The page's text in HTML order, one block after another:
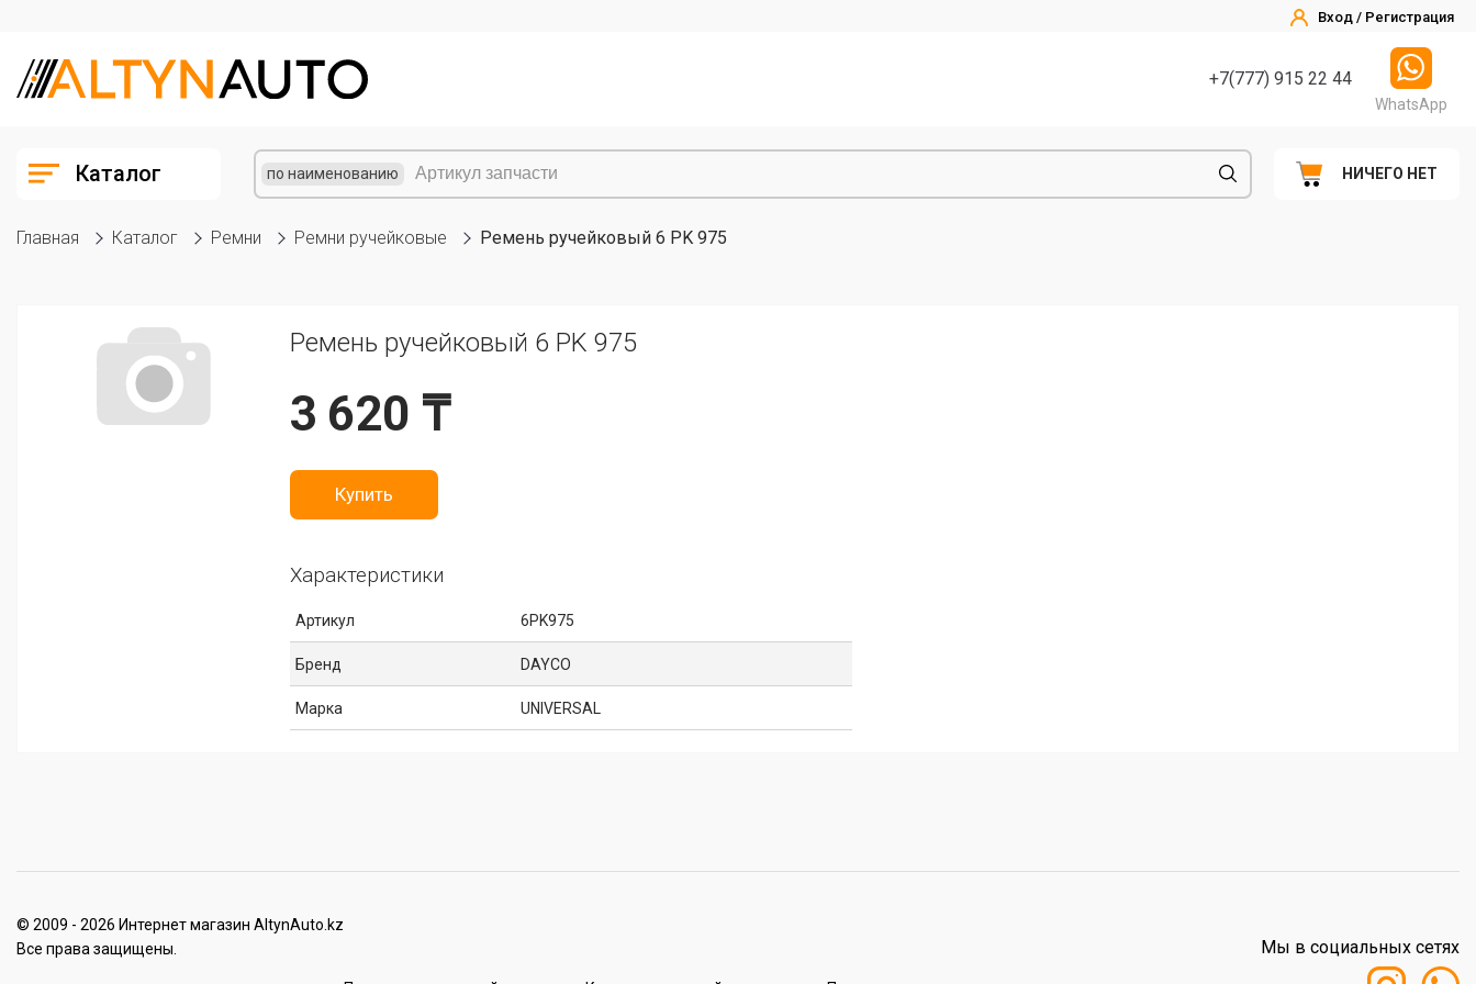
Вход / Регистрация
+7(777) 915 22 44
WhatsApp
Каталог по наименованию НИЧЕГО НЕТ
Главная Каталог Ремни Ремни ручейковые Ремень ручейковый 6 PK 975
Ремень ручейковый 6 PK 975
3 620 ₸
Купить
Характеристики
Артикул 6PK975
Бренд DAYCO
Марка UNIVERSAL
© 2009 - 2026 Интернет магазин AltynAuto.kz
Все права защищены.
Мы в социальных сетях